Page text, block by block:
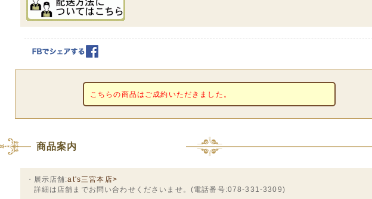
こちらの商品はご成約いただきました。
商品案内
・展示店舗:at's三宮本店>
詳細は店舗までお問い合わせくださいませ。(電話番号:078-331-3309)